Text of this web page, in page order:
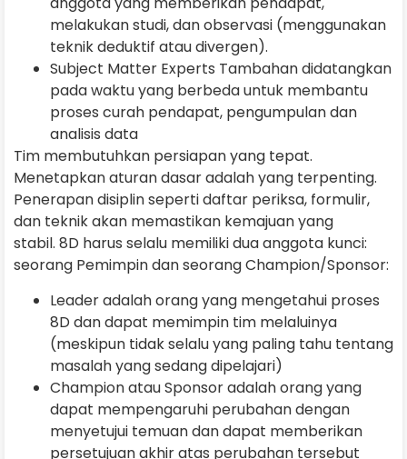
melakukan studi, dan observasi (menggunakan
teknik deduktif atau divergen).
Subject Matter Experts Tambahan didatangkan
pada waktu yang berbeda untuk membantu
proses curah pendapat, pengumpulan dan
analisis data
Tim membutuhkan persiapan yang tepat.
Menetapkan aturan dasar adalah yang terpenting.
Penerapan disiplin seperti daftar periksa, formulir,
dan teknik akan memastikan kemajuan yang
stabil. 8D harus selalu memiliki dua anggota kunci:
seorang Pemimpin dan seorang Champion/Sponsor:
Leader adalah orang yang mengetahui proses
8D dan dapat memimpin tim melaluinya
(meskipun tidak selalu yang paling tahu tentang
masalah yang sedang dipelajari)
Champion atau Sponsor adalah orang yang
dapat mempengaruhi perubahan dengan
menyetujui temuan dan dapat memberikan
persetujuan akhir atas perubahan tersebut